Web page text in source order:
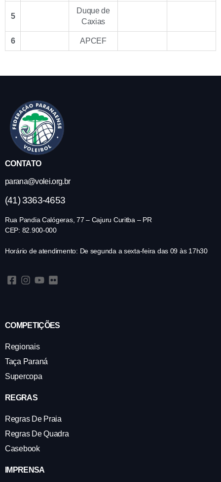
5
Duque de
Caxias
6 APCEF
CONTATO
parana@volei.org.br
(41) 3363-4653
Rua Pandia Calógeras, 77 – Cajuru Curitba – PR
CEP: 82.900-000
Horário de atendimento: De segunda a sexta-feira das 09 às 17h30
COMPETIÇÕES
Regionais
Taça Paraná
Supercopa
REGRAS
Regras De Praia
Regras De Quadra
Casebook
IMPRENSA